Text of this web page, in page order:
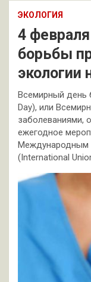
ЭКОЛОГИЯ
4
борьбы
экологии
Всемирный день
Day), или
заболеваниями,
ежегодное
Международным
(International